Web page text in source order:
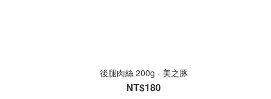
後腿肉絲 200g - 美之豚
NT$180